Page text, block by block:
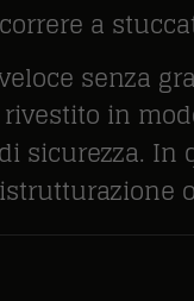
a
senza
in
sicurezza.